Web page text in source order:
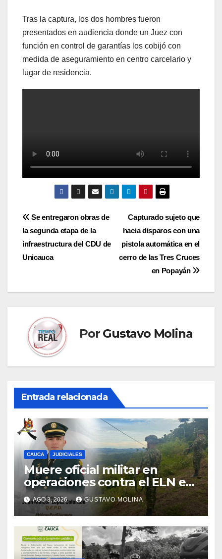
Tras la captura, los dos hombres fueron
presentados en audiencia donde un Juez con
función en control de garantías los cobijó con
medida de aseguramiento en centro carcelario y
lugar de residencia.
Navegación
de
entradas
Capturado sujeto que
hacia disparos con una
pistola automática en el
cerro de las Tres Cruces
en Popayán
Se entregaron obras de
la segunda etapa de la
infraestructura del CDU de
Unicauca
Por Gustavo Molina
Entrada relacionada
CAUCA JUDICIALES
Muere oficial militar en
operaciones contra el ELN en
el sur del Cauca
AGO 3, 2026 GUSTAVO MOLINA